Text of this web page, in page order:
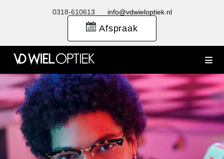
0318-610613 info@vdwieloptiek.nl
Afspraak